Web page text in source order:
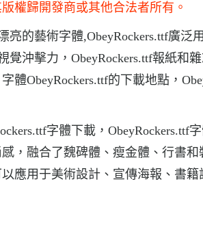
權歸開發商或其他合法者所有。
亮的藝術字體,ObeyRockers.ttf廣泛
覺沖擊力，ObeyRockers.ttf報紙
體ObeyRockers.ttf的下載地點，
字體下載，
，融合了魏碑體、瘦金體、行書
應用于美術設計、宣傳海報、書籍